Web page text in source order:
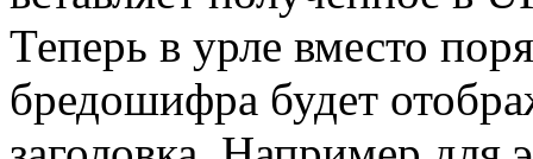
Теперь в урле вместо
бредошифра будет